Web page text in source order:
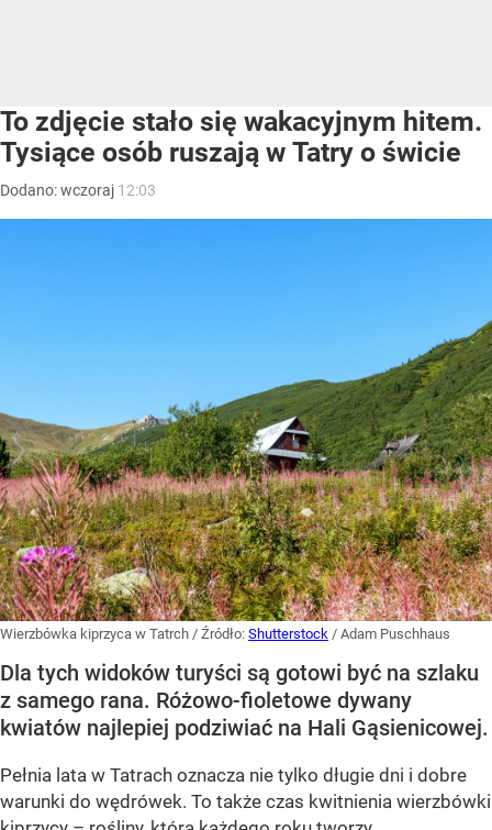
To zdjęcie stało się wakacyjnym hitem.
Tysiące osób ruszają w Tatry o świcie
Dodano:wczoraj 12:03
Wierzbówka kiprzyca w Tatrch / Źródło: Shutterstock / Adam Puschhaus
Dla tych widoków turyści są gotowi być na szlaku
z samego rana. Różowo-fioletowe dywany
kwiatów najlepiej podziwiać na Hali Gąsienicowej.
Pełnia lata w Tatrach oznacza nie tylko długie dni i dobre
warunki do wędrówek. To także czas kwitnienia wierzbówki